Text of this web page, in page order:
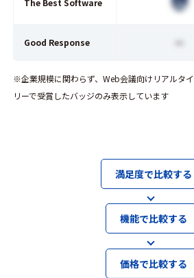
Good Response ー
※企業規模に関わらず、Web会議向けリアルタ
リーで受賞したバッジのみ表示しています
満足度で比較する
機能で比較する
価格で比較する